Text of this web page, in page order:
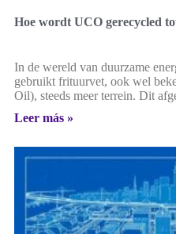
Hoe wordt UCO gerecycled
In de wereld van duurzame
gebruikt frituurvet, ook wel
Oil), steeds meer terrein. Dit
Leer más »